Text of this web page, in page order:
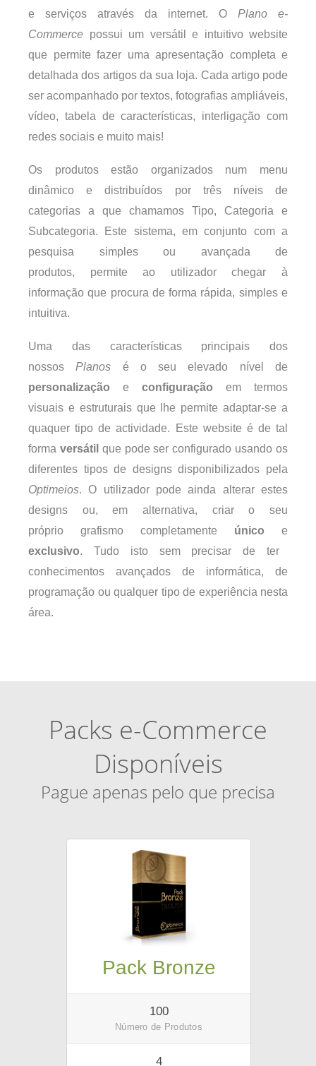
e serviços através da internet. O Plano e-
Commerce possui um versátil e intuitivo website
que permite fazer uma apresentação completa e
detalhada dos artigos da sua loja. Cada artigo pode
ser acompanhado por textos, fotografias ampliáveis,
vídeo, tabela de características, interligação com
redes sociais e muito mais!
Os produtos estão organizados num menu
dinâmico e distribuídos por três níveis de
categorias a que chamamos Tipo, Categoria e
Subcategoria. Este sistema, em conjunto com a
pesquisa simples ou avançada de
produtos, permite ao utilizador chegar à
informação que procura de forma rápida, simples e
intuitiva.
Uma das características principais dos
nossosPlanos é o seu elevado nível de
personalização e configuração em termos
visuais e estruturais que lhe permite adaptar-se a
quaquer tipo de actividade. Este website é de tal
forma versátil que pode ser configurado usando os
diferentes tipos de designs disponibilizados pela
Optimeios. O utilizador pode ainda alterar estes
designs ou, em alternativa, criar o seu
próprio grafismo completamente único e
exclusivo. Tudo isto sem precisar de ter
conhecimentos avançados de informática, de
programação ou qualquer tipo de experiência nesta
área.
Packs e-Commerce
Disponíveis
Pague apenas pelo que precisa
Pack Bronze
100
Número de Produtos
4